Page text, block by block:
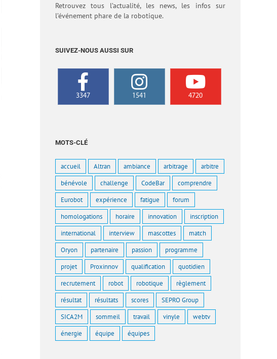
Retrouvez tous l’actualité, les news, les infos sur
l’événement phare de la robotique.
SUIVEZ-NOUS AUSSI SUR
3347 1541 4720
MOTS-CLÉ
accueil Altran ambiance arbitrage arbitre
bénévole challenge CodeBar comprendre
Eurobot expérience fatigue forum
homologations horaire innovation inscription
international interview mascottes match
Oryon partenaire passion programme
projet Proxinnov qualification quotidien
recrutement robot robotique règlement
résultat résultats scores SEPRO Group
SICA2M sommeil travail vinyle webtv
énergie équipe équipes